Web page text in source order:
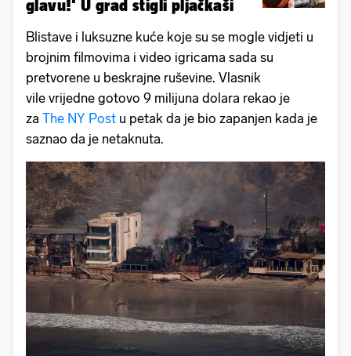
glavu!' U grad stigli pljačkaši
Blistave i luksuzne kuće koje su se mogle vidjeti u
brojnim filmovima i video igricama sada su
pretvorene u beskrajne ruševine. Vlasnik
vile vrijedne gotovo 9 milijuna dolara rekao je
za The NY Post u petak da je bio zapanjen kada je
saznao da je netaknuta.